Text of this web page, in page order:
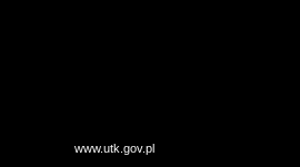
www.utk.gov.pl